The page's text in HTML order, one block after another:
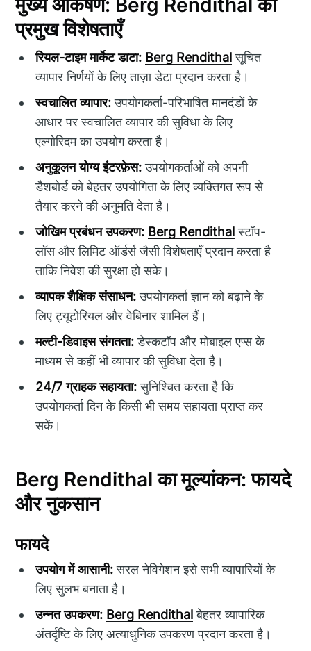
मुख्य आकर्षण: Berg Rendithal की
प्रमुख विशेषताएँ
रियल-टाइम मार्केट डाटा: Berg Rendithalसूचित
व्यापार निर्णयों के लिए ताज़ा डेटा प्रदान करता है।
स्वचालित व्यापार:उपयोगकर्ता-परिभाषित मानदंडों के
आधार पर स्वचालित व्यापार की सुविधा के लिए
एल्गोरिदम का उपयोग करता है।
अनुकूलन योग्य इंटरफ़ेस:उपयोगकर्ताओं को अपनी
डैशबोर्ड को बेहतर उपयोगिता के लिए व्यक्तिगत रूप से
तैयार करने की अनुमति देता है।
जोखिम प्रबंधन उपकरण: Berg Rendithalस्टॉप-
लॉस और लिमिट ऑर्डर्स जैसी विशेषताएँ प्रदान करता है
ताकि निवेश की सुरक्षा हो सके।
व्यापक शैक्षिक संसाधन:उपयोगकर्ता ज्ञान को बढ़ाने के
लिए ट्यूटोरियल और वेबिनार शामिल हैं।
मल्टी-डिवाइस संगतता:डेस्कटॉप और मोबाइल एप्स के
माध्यम से कहीं भी व्यापार की सुविधा देता है।
24/7 ग्राहक सहायता:सुनिश्चित करता है कि
उपयोगकर्ता दिन के किसी भी समय सहायता प्राप्त कर
सकें।
Berg Rendithal का मूल्यांकन: फायदे
और नुकसान
फायदे
उपयोग में आसानी:सरल नेविगेशन इसे सभी व्यापारियों के
लिए सुलभ बनाता है।
उन्नत उपकरण: Berg Rendithalबेहतर व्यापारिक
अंतर्दृष्टि के लिए अत्याधुनिक उपकरण प्रदान करता है।